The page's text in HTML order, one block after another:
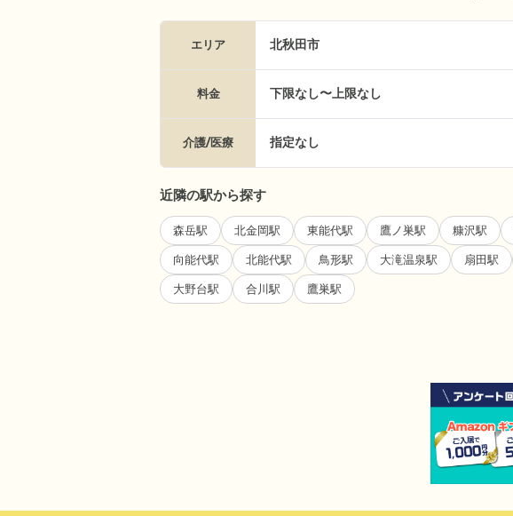
エリア 北秋田市
料金 下限なし〜上限なし
介護/医療 指定なし
近隣の駅から探す
森岳駅 北金岡駅 東能代駅 鷹ノ巣駅 糠沢駅
向能代駅 北能代駅 鳥形駅 大滝温泉駅 扇田駅
大野台駅 合川駅 鷹巣駅